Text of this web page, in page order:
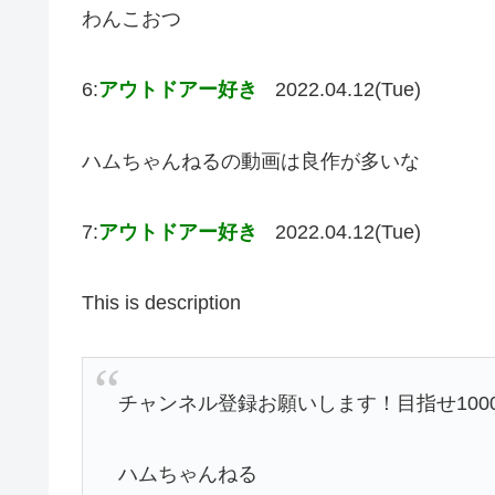
わんこおつ
6:アウトドアー好き 2022.04.12(Tue)
ハムちゃんねるの動画は良作が多いな
7:アウトドアー好き 2022.04.12(Tue)
This is description
チャンネル登録お願いします！目指せ
ハムちゃんねる